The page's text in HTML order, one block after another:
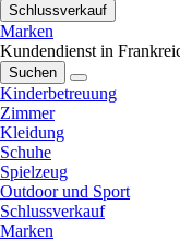
Schlussverkauf
Marken
Kundendienst in
Suchen
Kinderbetreuung
Zimmer
Kleidung
Schuhe
Spielzeug
Outdoor und Sport
Schlussverkauf
Marken